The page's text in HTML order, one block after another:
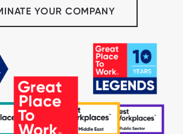
YOUR COMPANY